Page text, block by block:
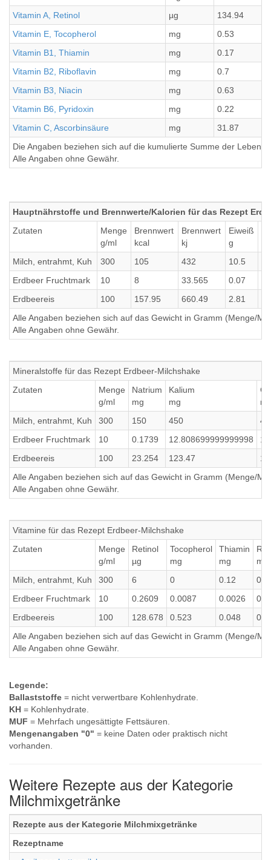
Vitamin A, Retinol
µg
134.94
Vitamin E, Tocopherol
mg
0.53
Vitamin B1, Thiamin
mg
0.17
Vitamin B2, Riboflavin
mg
0.7
Vitamin B3, Niacin
mg
0.63
Vitamin B6, Pyridoxin
mg
0.22
Vitamin C, Ascorbinsäure
mg
31.87
Die Angaben beziehen sich auf die kumulierte Summe der
Alle Angaben ohne Gewähr.
Hauptnährstoffe und Brennwerte/Kalorien für das Rezept
Zutaten
Menge
g/ml
Brennwert
kcal
Brennwert
kj
Eiweiß
g
Milch, entrahmt, Kuh
300 105 432 10.5
Erdbeer Fruchtmark
10 8 33.565 0.07
Erdbeereis
100 157.95 660.49 2.81
Alle Angaben beziehen sich auf das Gewicht in Gramm (Menge/
Alle Angaben ohne Gewähr.
Mineralstoffe für das Rezept Erdbeer-Milchshake
Zutaten
Menge
g/ml
Natrium
mg
Kalium
mg
Milch, entrahmt, Kuh
300 150 450
Erdbeer Fruchtmark
10 0.1739 12.808699999999998
Erdbeereis
100 23.254 123.47
Alle Angaben beziehen sich auf das Gewicht in Gramm (Menge/
Alle Angaben ohne Gewähr.
Vitamine für das Rezept Erdbeer-Milchshake
Zutaten
Menge
g/ml
Retinol
µg
Tocopherol
mg
Thiamin
mg
mg
Milch, entrahmt, Kuh
300 6 0 0.12
Erdbeer Fruchtmark
10 0.2609 0.0087 0.0026
Erdbeereis
100 128.678 0.523 0.048
Alle Angaben beziehen sich auf das Gewicht in Gramm (Menge/
Alle Angaben ohne Gewähr.
Legende:
Ballaststoffe = nicht verwertbare Kohlenhydrate.
KH = Kohlenhydrate.
MUF = Mehrfach ungesättigte Fettsäuren.
Mengenangaben "0" = keine Daten oder praktisch nicht
vorhanden.
Weitere Rezepte aus der Kategorie
Milchmixgetränke
Rezepte aus der Kategorie Milchmixgetränke
Rezeptname